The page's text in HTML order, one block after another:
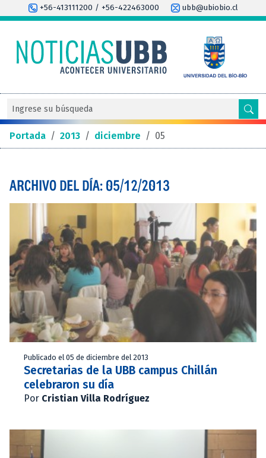
+56-413111200 / +56-422463000 ubb@ubiobio.cl
Portada / 2013 / diciembre / 05
ARCHIVO DEL DÍA: 05/12/2013
Publicado el 05 de diciembre del 2013
Secretarias de la UBB campus Chillán
celebraron su día
Por Cristian Villa Rodríguez